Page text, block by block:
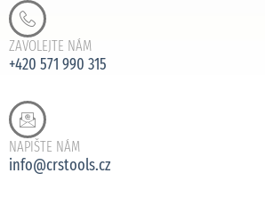
ZAVOLEJTE NÁM
+420 571 990 315
NAPIŠTE NÁM
info@crstools.cz